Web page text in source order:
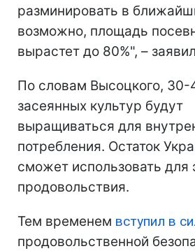
разминировать в
возможно, площадь
вырастет до 80%", –
По словам Высоцкого, 30-
засеянных культур будут
выращиваться для
потребления. Остаток
сможет использовать для
продовольствия.
Тем временем вступил в
продовольственной